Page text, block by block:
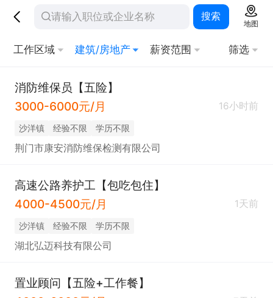
搜索
地图
工作区域 建筑/房地产 薪资范围 筛选
消防维保员【五险】
3000-6000元/月
16小时前
沙洋镇 经验不限 学历不限
荆门市康安消防维保检测有限公司
高速公路养护工【包吃包住】
4000-4500元/月
1天前
沙洋镇 经验不限 学历不限
湖北弘迈科技有限公司
置业顾问【五险+工作餐】